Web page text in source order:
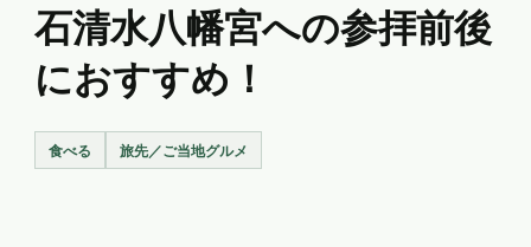
石清水八幡宮への参拝前後
におすすめ！
食べる 旅先／ご当地グルメ